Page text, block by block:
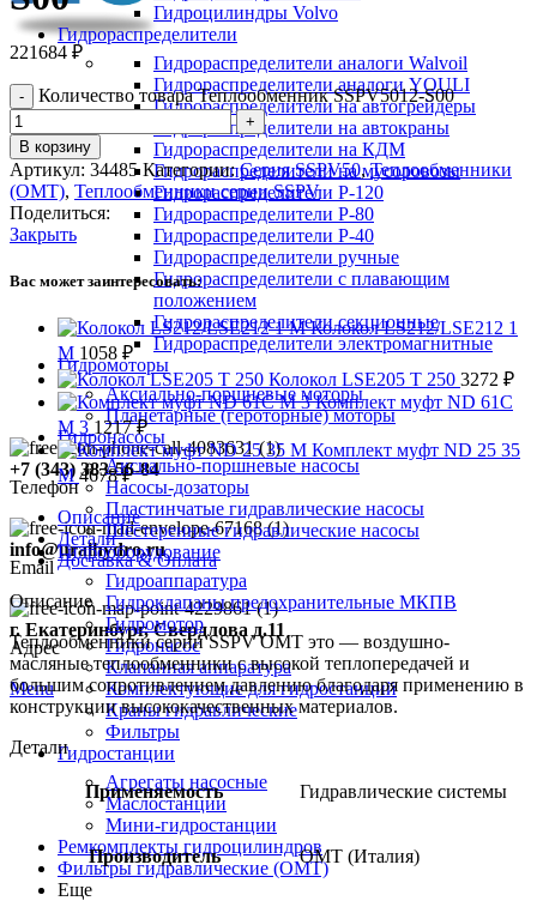
+7 (343) 383-56-84
Телефон
info@uralhydro.ru
Email
г. Екатеринбург, Свердлова д.11
Адрес
Menu
Гидроцилиндры Volvo
Гидрораспределители
Гидрораспределители аналоги Walvoil
Гидрораспределители аналоги YOULI
Гидрораспределители на автогрейдеры
Гидрораспределители на автокраны
Гидрораспределители на КДМ
Гидрораспределители на мусоровозы
Гидрораспределители Р-120
Гидрораспределители Р-80
Гидрораспределители Р-40
Гидрораспределители ручные
Гидрораспределители с плавающим
положением
Гидрораспределители секционные
Гидрораспределители электромагнитные
Гидромоторы
Аксиально-поршневые моторы
Планетарные (героторные) моторы
Гидронасосы
Аксиально-поршневые насосы
Насосы-дозаторы
Пластинчатые гидравлические насосы
Шестеренные гидравлические насосы
Гидрооборудование
Гидроаппаратура
Гидроклапаны предохранительные МКПВ
Гидромотор
Гидронасос
Клапанная аппаратура
Комплектующие для гидростанций
Краны гидравлические
Фильтры
Гидростанции
Агрегаты насосные
Маслостанции
Мини-гидростанции
Ремкомплекты гидроцилиндров
Фильтры гидравлические (OMT)
Еще
221684 ₽
Количество товара Теплообменник SSPV5012-S00
В корзину
Артикул: 34485Категории: Серия SSPV50, Теплообменники
(OMT), Теплообменники серии SSPV
Поделиться:
Закрыть
Вас может заинтересовать:
Колокол LS212/LSE212 1
M 1058 ₽
Колокол LSE205 T 250 3272 ₽
Комплект муфт ND 61C
M 31217₽
Комплект муфт ND 25 35
M4678₽
Описание
Детали
Доставка & Оплата
Описание
Теплообменники серии SSPV OMT это — воздушно-
масляные теплообменники с высокой теплопередачей и
большим сопротивлением давлению благодаря применению в
конструкции высококачественных материалов.
Детали
Применяемость Гидравлические системы
Производитель OMT (Италия)